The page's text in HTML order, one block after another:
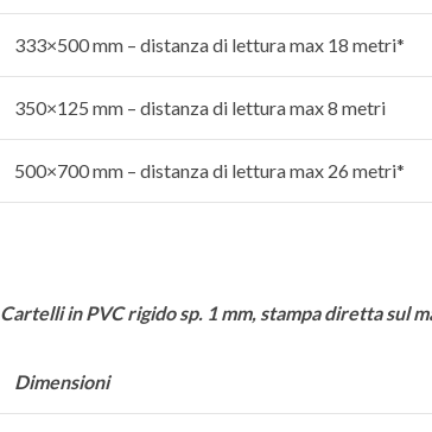
333×500 mm – distanza di lettura max 18 metri*
350×125 mm – distanza di lettura max 8 metri
500×700 mm – distanza di lettura max 26 metri*
Cartelli in PVC rigido sp. 1 mm, stampa diretta sul
Dimensioni